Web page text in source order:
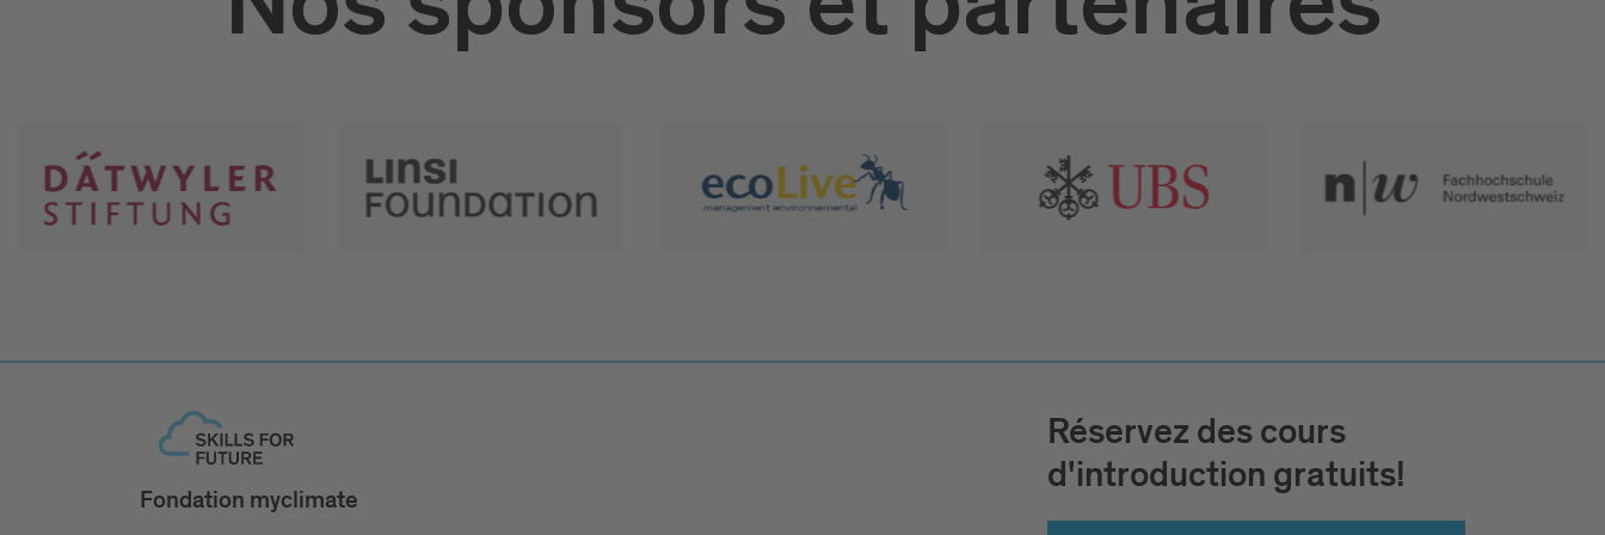
Fondation myclimate
Réservez des cours
d'introduction gratuits!